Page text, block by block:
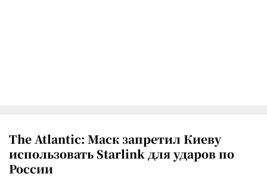
The Atlantic: Маск запретил Киеву
использовать Starlink для ударов по
России